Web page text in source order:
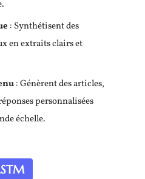
: Synthétisent des
en extraits clairs et
: Génèrent des articles,
personnalisées
échelle.